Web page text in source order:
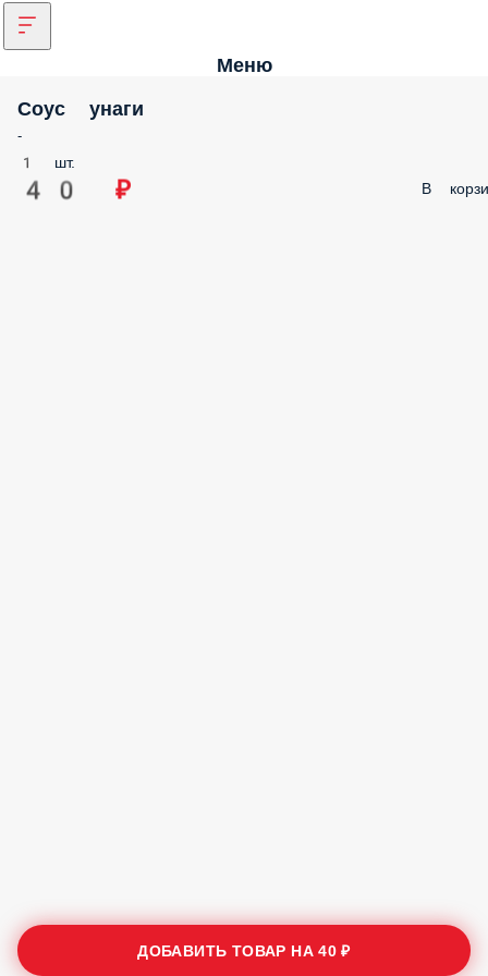
Меню
Соус унаги
-
1 шт.
40 ₽ В
ДОБАВИТЬ ТОВАР НА40 ₽